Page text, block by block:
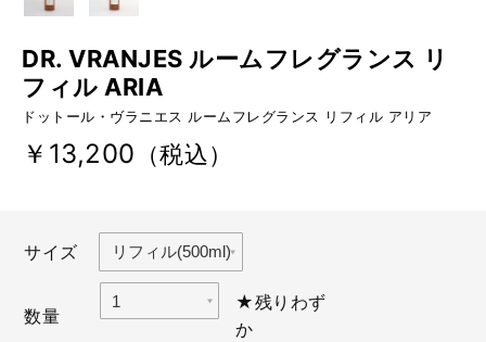
DR. VRANJES ルームフレグランス リ
フィル ARIA
ドットール・ヴラニエス ルームフレグランス リフィル アリア
￥13,200 （税込）
サイズ
数量
★残りわず
か